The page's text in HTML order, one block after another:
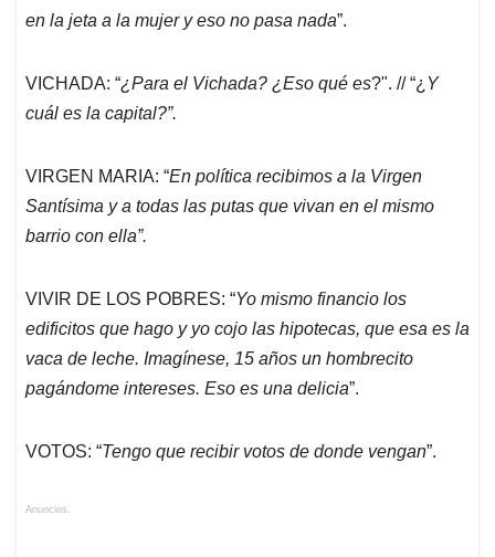
en la jeta a la mujer y eso no pasa nada”.
VICHADA: “¿Para el Vichada? ¿Eso qué es?". // “¿ Y
cuál es la capital?”.
VIRGEN MARIA: “En política recibimos a la Virgen
Santísima y a todas las putas que vivan en el mismo
barrio con ella”.
VIVIR DE LOS POBRES: “Yo mismo financio los
edificitos que hago y yo cojo las hipotecas, que esa es la
vaca de leche. Imagínese, 15 años un hombrecito
pagándome intereses. Eso es una delicia”.
VOTOS: “Tengo que recibir votos de donde vengan”.
Anuncios.